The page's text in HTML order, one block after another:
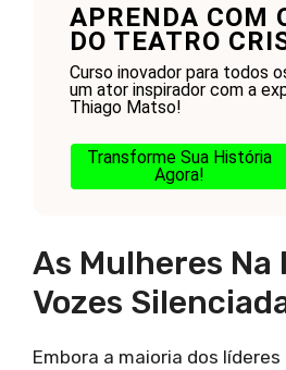
APRENDA COM
DO TEATRO
Curso inovador para todos
um ator inspirador com a
Thiago Matso!
Transforme Sua História
Agora!
As Mulheres Na
Vozes
Embora a maioria dos líderes